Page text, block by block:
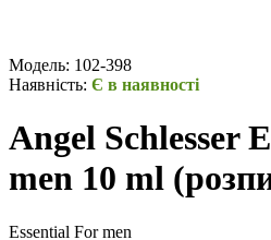
Модель: 102-398
Наявність: Є в наявності
Angel Schlesser
men 10 ml
Essential For men